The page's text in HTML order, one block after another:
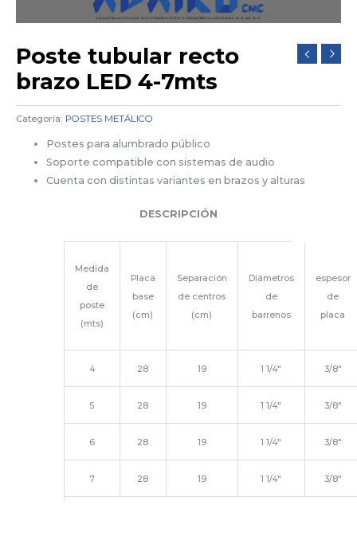
Poste tubular recto
brazo LED 4-7mts
Categoría: POSTES METÁLICO
Postes para alumbrado público
Soporte compatible con sistemas de audio
Cuenta con distintas variantes en brazos y alturas
DESCRIPCIÓN
Medida
de
poste
(mts)
Placa
base
(cm)
Separación
de centros
(cm)
Diámetros
de
barrenos
espesor
de
placa
4 28 19 1 1/4″ 3/8″
5 28 19 1 1/4″ 3/8″
6 28 19 1 1/4″ 3/8″
7 28 19 1 1/4″ 3/8″